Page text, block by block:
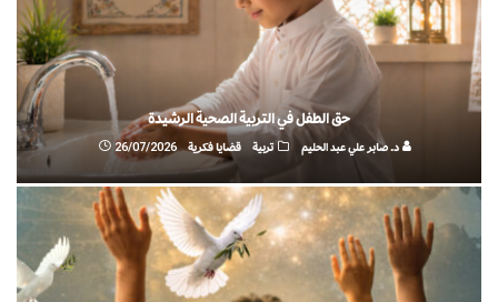
حق الطفل في التربية الصحية الرشيدة
د. صابر علي عبد الحليم تربية قضايا فكرية 26/07/2026